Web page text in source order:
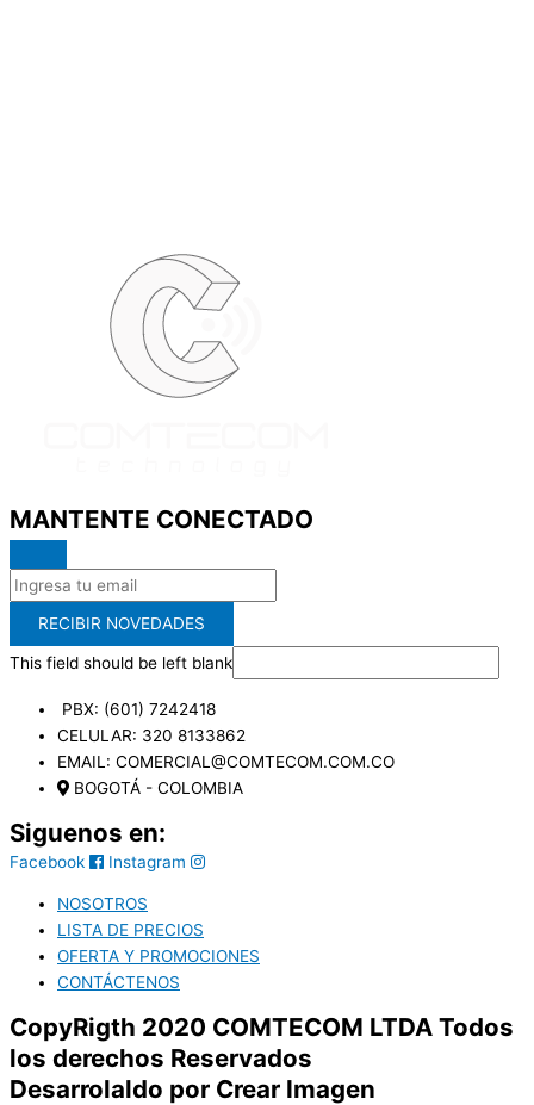
MANTENTE CONECTADO
RECIBIR NOVEDADES
This field should be left blank
PBX: (601) 7242418
CELULAR: 320 8133862
EMAIL: COMERCIAL@COMTECOM.COM.CO
BOGOTÁ - COLOMBIA
Siguenos en:
Facebook Instagram
NOSOTROS
LISTA DE PRECIOS
OFERTA Y PROMOCIONES
CONTÁCTENOS
CopyRigth 2020 COMTECOM LTDA Todos
los derechos Reservados
Desarrolaldo por Crear Imagen